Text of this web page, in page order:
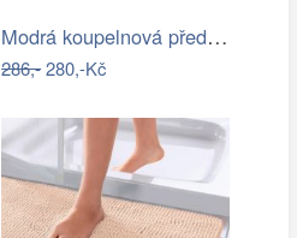
Modrá koupelnová předložka se srdíčkem …
286,-280,-Kč